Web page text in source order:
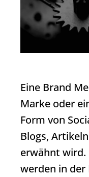
Eine Brand
Marke oder
Form von
Blogs,
erwähnt wird.
werden in der